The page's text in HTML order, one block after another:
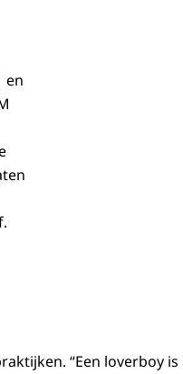
en
“Een loverboy is